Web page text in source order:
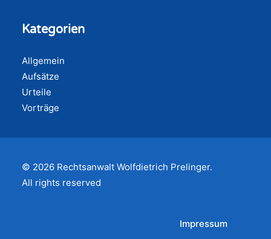
Kategorien
Allgemein
Aufsätze
Urteile
Vorträge
© 2026 Rechtsanwalt Wolfdietrich Prelinger.
All rights reserved
Impressum